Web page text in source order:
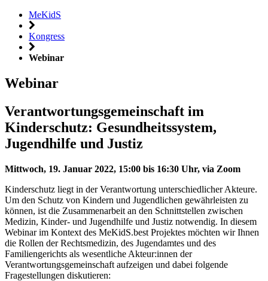
MeKidS
Kongress
Webinar
Webinar
Verantwortungsgemeinschaft im
Kinderschutz: Gesundheitssystem,
Jugendhilfe und Justiz
Mittwoch, 19. Januar 2022, 15:00 bis 16:30 Uhr, via Zoom
Kinderschutz liegt in der Verantwortung unterschiedlicher Akteure.
Um den Schutz von Kindern und Jugendlichen gewährleisten zu
können, ist die Zusammenarbeit an den Schnittstellen zwischen
Medizin, Kinder- und Jugendhilfe und Justiz notwendig. In diesem
Webinar im Kontext des MeKidS.best Projektes möchten wir Ihnen
die Rollen der Rechtsmedizin, des Jugendamtes und des
Familiengerichts als wesentliche Akteur:innen der
Verantwortungsgemeinschaft aufzeigen und dabei folgende
Fragestellungen diskutieren: